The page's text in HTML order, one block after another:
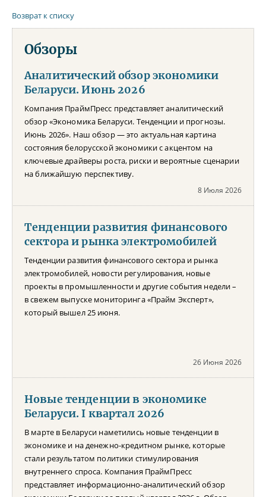
Возврат к списку
Обзоры
Аналитический обзор экономики
Беларуси. Июнь 2026
Компания ПраймПресс представляет аналитический
обзор «Экономика Беларуси. Тенденции и прогнозы.
Июнь 2026». Наш обзор — это актуальная картина
состояния белорусской экономики с акцентом на
ключевые драйверы роста, риски и вероятные сценарии
на ближайшую перспективу.
8 Июля 2026
Тенденции развития финансового
сектора и рынка электромобилей
Тенденции развития финансового сектора и рынка
электромобилей, новости регулирования, новые
проекты в промышленности и другие события недели –
в свежем выпуске мониторинга «Прайм Эксперт»,
который вышел 25 июня.
26 Июня 2026
Новые тенденции в экономике
Беларуси. I квартал 2026
В марте в Беларуси наметились новые тенденции в
экономике и на денежно-кредитном рынке, которые
стали результатом политики стимулирования
внутреннего спроса. Компания ПраймПресс
представляет информационно-аналитический обзор